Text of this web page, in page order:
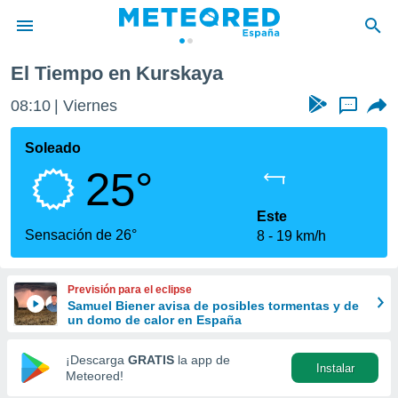
de
por
que se
calidad.
a este
las
y
forma
digital
basada
El Tiempo en Kurskaya
08:10 Viernes ...
Soleado
25°
Sensación de 26°
Este
8
19 km/h
Previsión para el eclipse
Samuel Biener avisa de posibles tormentas y de
un domo de calor en España
¡Descarga GRATIS la app de
Meteored!
Instalar